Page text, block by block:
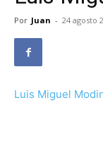
Por Juan - 24 agosto
Luis Miguel